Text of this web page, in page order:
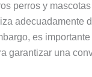
perros y
adecuadamente
es
garantizar una